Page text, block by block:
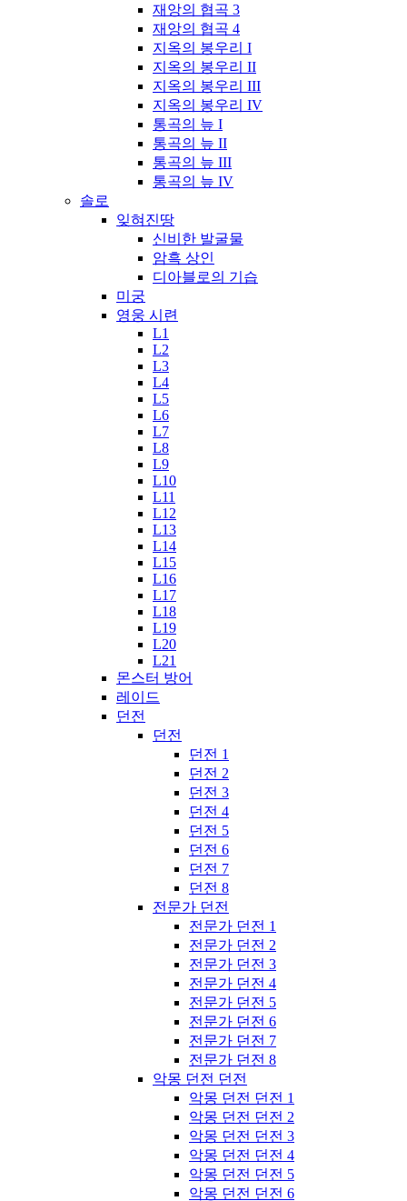
재앙의 협곡 3
재앙의 협곡 4
지옥의 봉우리 I
지옥의 봉우리 II
지옥의 봉우리 III
지옥의 봉우리 IV
통곡의 늪 I
통곡의 늪 II
통곡의 늪 III
통곡의 늪 IV
솔로
잊혀진땅
신비한 발굴물
암흑 상인
디아블로의 기습
미궁
영웅 시련
L1
L2
L3
L4
L5
L6
L7
L8
L9
L10
L11
L12
L13
L14
L15
L16
L17
L18
L19
L20
L21
몬스터 방어
레이드
던전
던전
던전 1
던전 2
던전 3
던전 4
던전 5
던전 6
던전 7
던전 8
전문가 던전
전문가 던전 1
전문가 던전 2
전문가 던전 3
전문가 던전 4
전문가 던전 5
전문가 던전 6
전문가 던전 7
전문가 던전 8
악몽 던전 던전
악몽 던전 던전 1
악몽 던전 던전 2
악몽 던전 던전 3
악몽 던전 던전 4
악몽 던전 던전 5
악몽 던전 던전 6